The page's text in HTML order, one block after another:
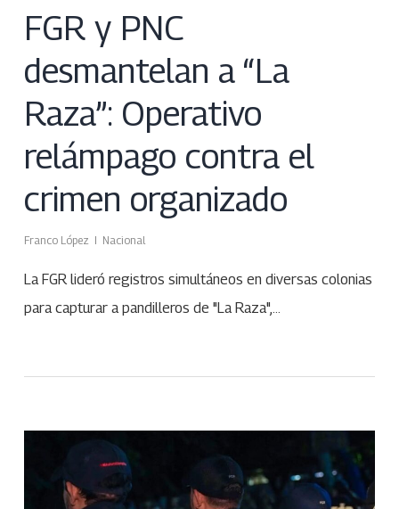
FGR y PNC
desmantelan a “La
Raza”: Operativo
relámpago contra el
crimen organizado
Franco López Nacional
La FGR lideró registros simultáneos en diversas colonias
para capturar a pandilleros de "La Raza",…